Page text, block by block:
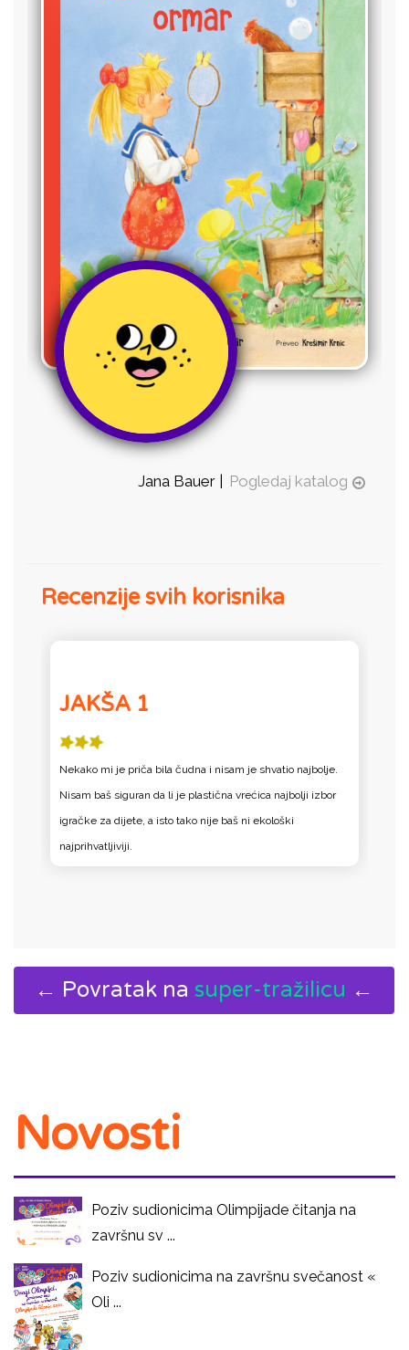
Jana Bauer | Pogledaj katalog
Recenzije svih korisnika
JAKŠA 1
Nekako mi je priča bila čudna i nisam je shvatio najbolje.
Nisam baš siguran da li je plastična vrećica najbolji izbor
igračke za dijete, a isto tako nije baš ni ekološki
najprihvatljiviji.
← Povratak na super-tražilicu ←
Novosti
Poziv sudionicima Olimpijade čitanja na
završnu sv ...
Poziv sudionicima na završnu svečanost «
Oli ...